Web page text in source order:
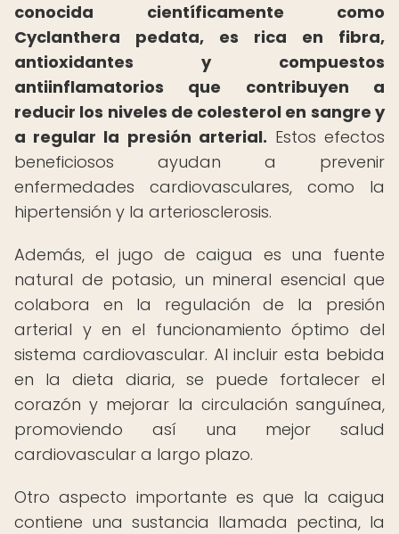
conocida científicamente como
Cyclanthera pedata, es rica en fibra,
antioxidantes y compuestos
antiinflamatorios que contribuyen a
reducir los niveles de colesterol en sangre y
a regular la presión arterial. Estos efectos
beneficiosos ayudan a prevenir
enfermedades cardiovasculares, como la
hipertensión y la arteriosclerosis.
Además, el jugo de caigua es una fuente
natural de potasio, un mineral esencial que
colabora en la regulación de la presión
arterial y en el funcionamiento óptimo del
sistema cardiovascular. Al incluir esta bebida
en la dieta diaria, se puede fortalecer el
corazón y mejorar la circulación sanguínea,
promoviendo así una mejor salud
cardiovascular a largo plazo.
Otro aspecto importante es que la caigua
contiene una sustancia llamada pectina, la